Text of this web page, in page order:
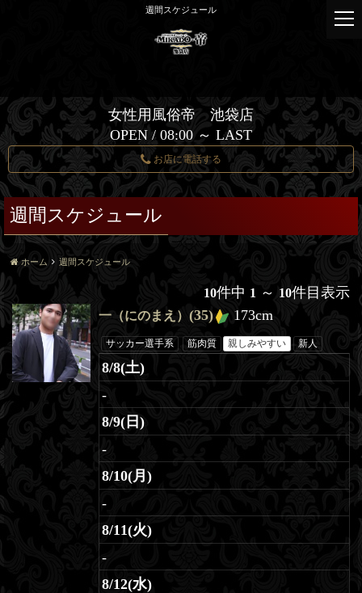
週間スケジュール
女性用風俗帝 池袋店
OPEN / 08:00 ～ LAST
お店に電話する
週間スケジュール
ホーム 週間スケジュール
10件中 1 ～ 10件目表示
一（にのまえ） (35) 173cm
サッカー選手系 筋肉質 親しみやすい 新人
8/8(土)
-
8/9(日)
-
8/10(月)
-
8/11(火)
-
8/12(水)
t
e
n
v
i
g
i